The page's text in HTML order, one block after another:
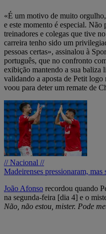
«É um motivo de muito
e este momento é especial. Não
treinadores e colegas que tive no
carreira tenho sido um
pessoas certas», assinalou à
português, que no confronto
exibição mantendo a sua baliza
validando a aposta de Petit
voou para deter um remate de
// Nacional //
Madeirenses pressionaram,
João Afonso recordou quando
na segunda-feira [dia 4] e o
Não, não estou, mister. Pode